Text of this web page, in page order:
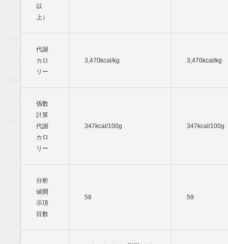
以
上）
代謝
カロ
リー
3,470kcal/kg 3,470kcal/kg
係数
計算
代謝
カロ
リー
347kcal/100g 347kcal/100g
分析
値開
示項
目数
58 59